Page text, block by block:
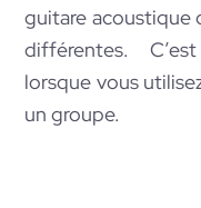
guitare acoustique
différentes.
lorsque vous
un groupe.